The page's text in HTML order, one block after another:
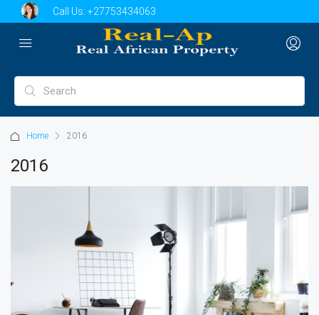
Call Us: +27753434063
Home 2016
2016